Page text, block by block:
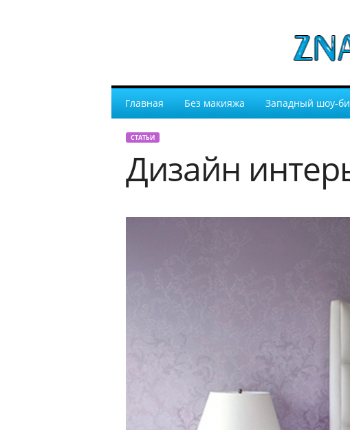
Главная Без макияжа Западный шоу-
СТАТЬИ
Дизайн